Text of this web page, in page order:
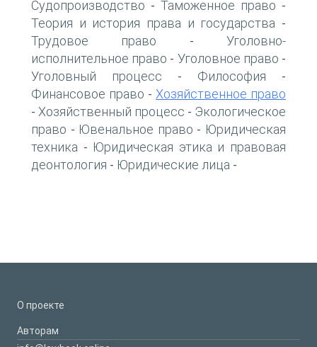
Судопроизводство - Таможенное право -
Теория и история права и государства -
Трудовое право -Уголовно-
исполнительное право - Уголовное право -
Уголовный процесс - Философия -
Финансовое право - Хозяйственное право
- Хозяйственный процесс - Экологическое
право - Ювенальное право - Юридическая
техника - Юридическая этика и правовая
деонтология - Юридические лица -
О проекте
Авторам